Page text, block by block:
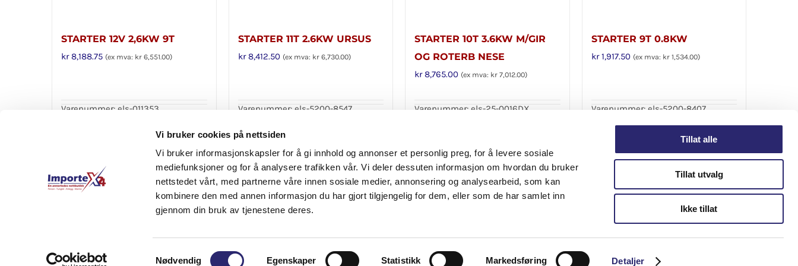
Vi bruker cookies på nettsiden
Vi bruker informasjonskapsler for å gi innhold og annonser et personlig preg, for å levere sosiale
mediefunksjoner og for å analysere trafikken vår. Vi deler dessuten informasjon om hvordan du bruker
nettstedet vårt, med partnerne våre innen sosiale medier, annonsering og analysearbeid, som kan
kombinere den med annen informasjon du har gjort tilgjengelig for dem, eller som de har samlet inn
gjennom din bruk av tjenestene deres.
Samtykkevalg
Nødvendig Egenskaper Statistikk Markedsføring Detaljer
Tillat alle
Tillat utvalg
Ikke tillat
STARTER 12V 2,6KW 9T
kr8,188.75 (ex mva: kr 6,551.00)
Varenummer: els-011353
Detaljer
STARTER 11T 2.6KW URSUS
kr8,412.50 (ex mva: kr6,730.00)
Varenummer: els-5200-8547
STARTER 10T 3.6KW M/GIR
OG ROTERB NESE
kr8,765.00 (ex mva: kr 7,012.00)
Varenummer: els-25-0016DX
STARTER 9T 0.8KW
kr1,917.50 (ex mva: kr1,534.00)
Varenummer: els-5200-8407
Personvern
FacebookInstagram